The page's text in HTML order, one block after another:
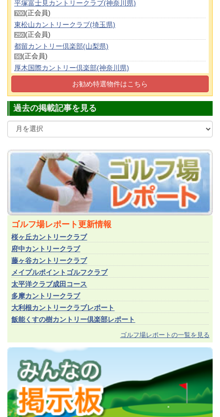
平塚富士見カントリークラブ(神奈川県)
700 (正会員)
東松山カントリークラブ(埼玉県)
250 (正会員)
都留カントリー倶楽部(山梨県)
55 (正会員)
厚木国際カントリー倶楽部(神奈川県)
(正会員)
津久井湖ゴルフ倶楽部(神奈川県)
お勧め特選物件はこちら
過去の掲載記事を見る
ゴルフ場レポート更新情報
桜ヶ丘カントリークラブ
府中カントリークラブ
藤ヶ谷カントリークラブ
メイプルポイントゴルフクラブ
太平洋クラブ成田コース
多摩カントリークラブ
大利根カントリークラブレポート
飯能くすの樹カントリー倶楽部レポート
ゴルフ場レポートの一覧を見る